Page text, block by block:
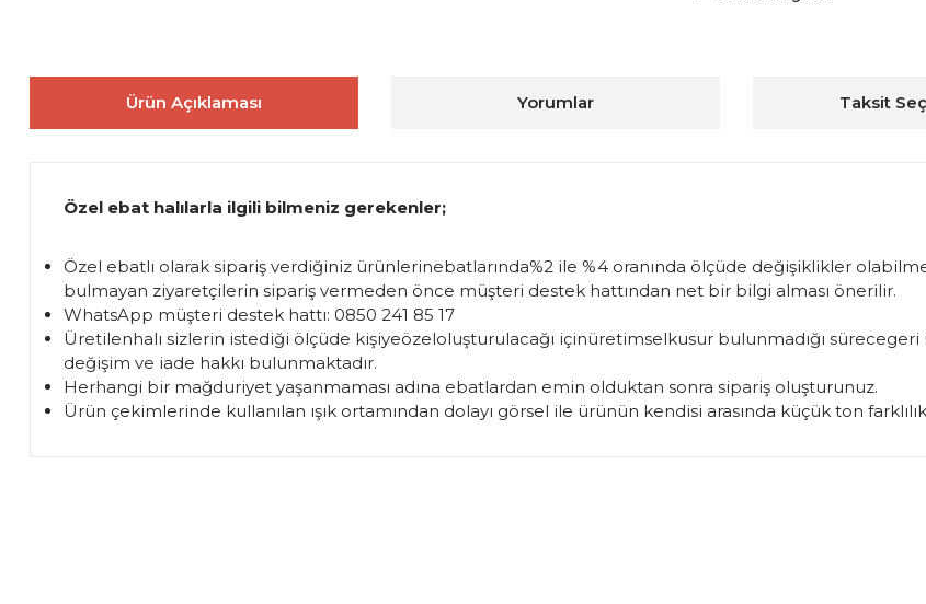
Ürün Açıklaması Yorumlar Taksit
Özel ebat halılarla ilgili bilmeniz gerekenler;
Özel ebatlı olarak sipariş verdiğiniz ürünlerinebatlarında%2 ile %4 oranında ölçüde değişiklikler
bulmayan ziyaretçilerin sipariş vermeden önce müşteri destek hattından net bir bilgi alması önerilir.
WhatsApp müşteri destek hattı: 0850 241 85 17
Üretilenhalı sizlerin istediği ölçüde kişiyeözeloluşturulacağı içinüretimselkusur bulunmadığı
değişim ve iade hakkı bulunmaktadır.
Herhangi bir mağduriyet yaşanmaması adına ebatlardan emin olduktan sonra sipariş oluşturunuz.
Ürün çekimlerinde kullanılan ışık ortamından dolayı görsel ile ürünün kendisi arasında küçük ton